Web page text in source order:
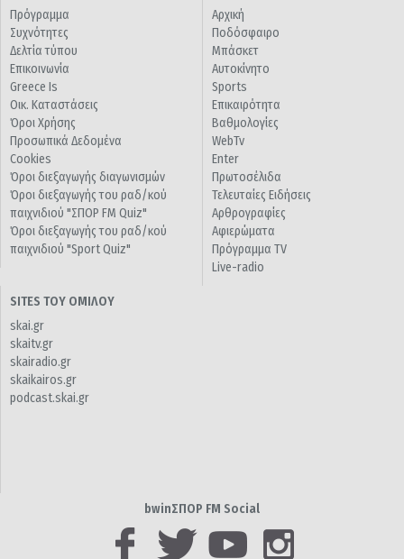
Πρόγραμμα
Συχνότητες
Δελτία τύπου
Επικοινωνία
Greece Is
Οικ. Καταστάσεις
Όροι Χρήσης
Προσωπικά Δεδομένα
Cookies
Όροι διεξαγωγής διαγωνισμών
Όροι διεξαγωγής του ραδ/κού
παιχνιδιού "ΣΠΟΡ FM Quiz"
Όροι διεξαγωγής του ραδ/κού
παιχνιδιού "Sport Quiz"
Αρχική
Ποδόσφαιρο
Μπάσκετ
Αυτοκίνητο
Sports
Επικαιρότητα
Βαθμολογίες
WebTv
Enter
Πρωτοσέλιδα
Τελευταίες Ειδήσεις
Αρθρογραφίες
Αφιερώματα
Πρόγραμμα TV
Live-radio
SITES ΤΟΥ ΟΜΙΛΟΥ
skai.gr
skaitv.gr
skairadio.gr
skaikairos.gr
podcast.skai.gr
bwinΣΠΟΡ FM Social